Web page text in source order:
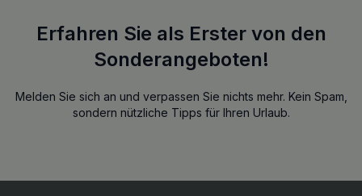
Erfahren Sie als Erster von den
Sonderangeboten!
Melden Sie sich an und verpassen Sie nichts mehr. Kein Spam,
sondern nützliche Tipps für Ihren Urlaub.